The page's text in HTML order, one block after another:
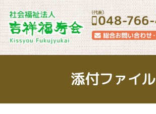
添付ファイル